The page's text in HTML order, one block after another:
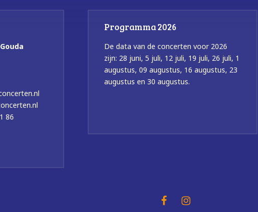
86
Programma 2026
De data van de concerten voor 2026
zijn: 28 juni, 5 juli, 12 juli, 19 juli, 26 juli, 1
augustus, 09 augustus, 16 augustus, 23
augustus en 30 augustus.